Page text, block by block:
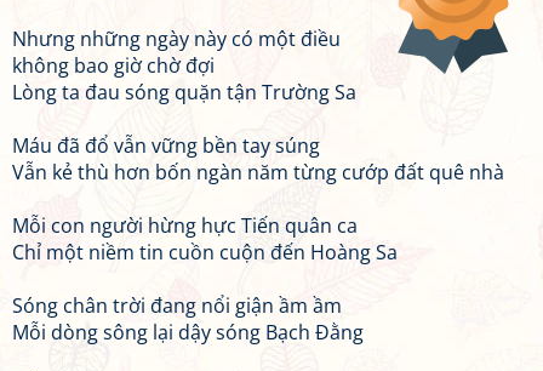
Nhưng những ngày này có một điều
không bao giờ chờ đợi
Lòng ta đau sóng quặn tận Trường Sa
Máu đã đổ vẫn vững bền tay súng
Vẫn kẻ thù hơn bốn ngàn năm từng cướp đất quê nhà
Mỗi con người hừng hực Tiến quân ca
Chỉ một niềm tin cuồn cuộn đến Hoàng Sa
Sóng chân trời đang nổi giận ầm ầm
Mỗi dòng sông lại dậy sóng Bạch Đằng